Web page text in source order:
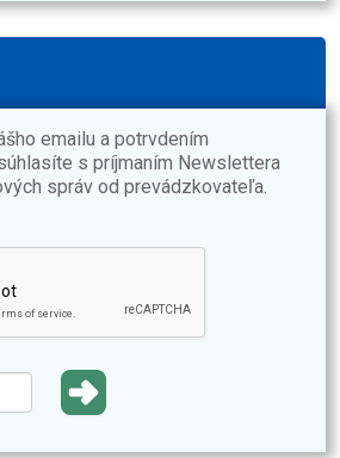
emailu a potrvdením
s príjmaním Newslettera
správ od prevádzkovateľa.